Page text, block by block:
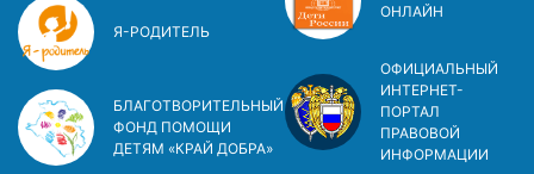
Я-РОДИТЕЛЬ
БЛАГОТВОРИТЕЛЬНЫЙ
ФОНД ПОМОЩИ
ДЕТЯМ «КРАЙ ДОБРА»
ОНЛАЙН
ОФИЦИАЛЬНЫЙ
ИНТЕРНЕТ-
ПОРТАЛ
ПРАВОВОЙ
ИНФОРМАЦИИ